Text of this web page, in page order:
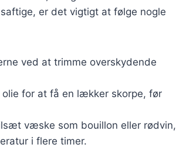
er det vigtigt at følge nogle
ved at trimme overskydende
for at få en lækker skorpe, før
væske som bouillon eller rødvin,
i flere timer.